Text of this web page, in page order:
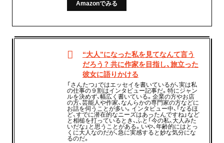
Amazonでみる
“大人”になった私を見てなんて言う
だろう？ 共に作家を目指し、旅立った
彼女に語りかける
「さんたつ」ではエッセイを書いているが、実は私
の仕事の９割はインタビュー記事だ。特にジャン
ルを決めず、幅広く書いている。企業の方やお店
の方、芸能人や作家、なんらかの専門家の方などに
お話を伺うことが多い。インタビュー中、「なるほ
ど、すでに潜在的なニーズはあったんですね」など
と相槌を打っているとき、ふと「今の私、大人みた
いだな」と思うことがある。いや、年齢的にはとっ
くに大人なのだが、急に実感すると妙な気分にな
るのだ。